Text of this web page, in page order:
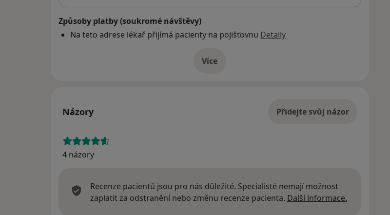
Způsoby platby (soukromé návštěvy)
Na teto adrese lékař přijímá pacienty na pojišťovnu Detaily
Víceo adrese
Názory Přidejte svůj názor
4 názory
Recenze pacientů jsou pro nás důležité. Specialisté nemají možnost
zaplatit za odstranění nebo změnu recenze pacienta. Další informace.